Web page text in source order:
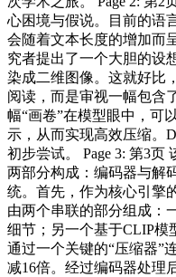
心困境与假说。目前的语
会随着文本长度的增加而
究者提出了一个大胆的设
染成二维图像。这就好比
阅读，而是审视一幅包含
幅“画卷”在模型眼中，可
示，从而实现高效压缩。
初步尝试。 Page 3: 第3页
两部分构成：编码器与解
统。首先，作为核心引擎
由两个串联的部分组成：
细节；另一个基于CLIP模
通过一个关键的“压缩器”
减16倍。经过编码器处理